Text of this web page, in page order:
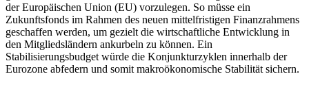
der Europäischen Union (EU) vorzulegen. So müsse ein
Zukunftsfonds im Rahmen des neuen mittelfristigen Finanzrahmens
geschaffen werden, um gezielt die wirtschaftliche Entwicklung in
den Mitgliedsländern ankurbeln zu können. Ein
Stabilisierungsbudget würde die Konjunkturzyklen innerhalb der
Eurozone abfedern und somit makroökonomische Stabilität sichern.